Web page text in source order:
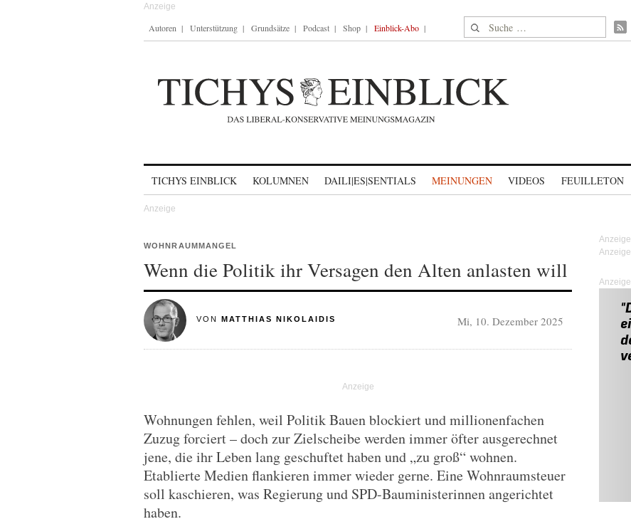
Autoren Unterstützung Grundsätze Podcast Shop Einblick-Abo Suche nach:
TICHYS EINBLICK KOLUMNEN DAILI|ES|SENTIALS MEINUNGEN VIDEOS FEUILLETON
WOHNRAUMMANGEL
Wenn die Politik ihr Versagen den Alten anlasten will
VON MATTHIAS NIKOLAIDIS Mi, 10. Dezember 2025
Wohnungen fehlen, weil Politik Bauen blockiert und millionenfachen
Zuzug forciert – doch zur Zielscheibe werden immer öfter ausgerechnet
jene, die ihr Leben lang geschuftet haben und „zu groß“ wohnen.
Etablierte Medien flankieren immer wieder gerne. Eine Wohnraumsteuer
soll kaschieren, was Regierung und SPD-Bauministerinnen angerichtet
haben.
Anzeige